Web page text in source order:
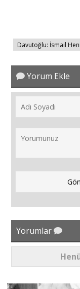
Davutoğlu: İsmail
Yorum Ekle
Yorumlar